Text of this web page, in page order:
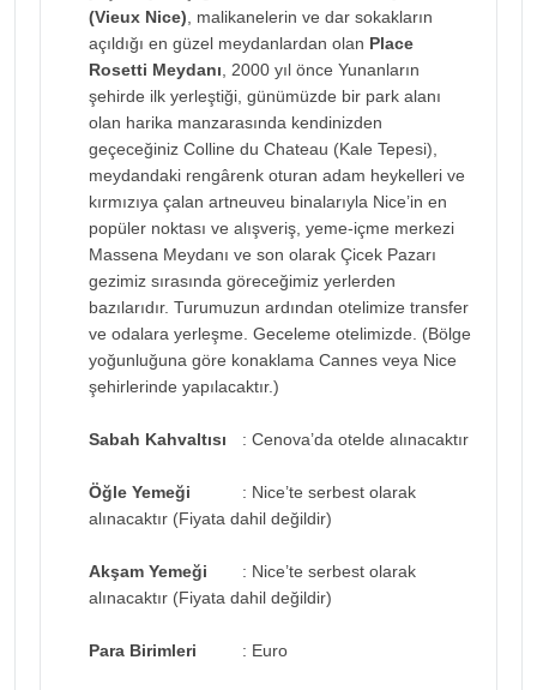
(Vieux Nice) , malikanelerin ve dar sokakların
açıldığı en güzel meydanlardan olan Place
Rosetti Meydanı , 2000 yıl önce Yunanların
şehirde ilk yerleştiği, günümüzde bir park alanı
olan harika manzarasında kendinizden
geçeceğiniz Colline du Chateau (Kale Tepesi),
meydandaki rengârenk oturan adam heykelleri ve
kırmızıya çalan artneuveu binalarıyla Nice’in en
popüler noktası ve alışveriş, yeme-içme merkezi
Massena Meydanı ve son olarak Çicek Pazarı
gezimiz sırasında göreceğimiz yerlerden
bazılarıdır. Turumuzun ardından otelimize transfer
ve odalara yerleşme. Geceleme otelimizde. (Bölge
yoğunluğuna göre konaklama Cannes veya Nice
şehirlerinde yapılacaktır.)
Sabah Kahvaltısı : Cenova’da otelde alınacaktır
Öğle Yemeği
: Nice’te serbest olarak
alınacaktır (Fiyata dahil değildir)
Akşam Yemeği
: Nice’te serbest olarak
alınacaktır (Fiyata dahil değildir)
Para Birimleri : Euro